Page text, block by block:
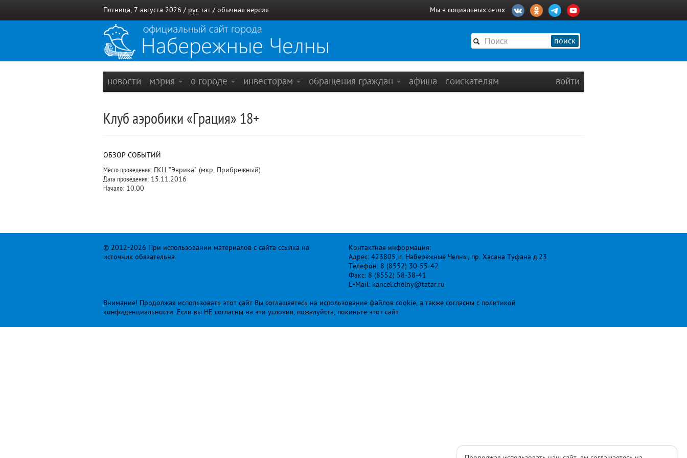
Пятница, 7 августа 2026 / рус тат / обычная версия Мы в социальных сетях
поиск
новости мэрия о городе инвесторам обращения граждан афиша соискателям войти
Клуб аэробики «Грация» 18+
ОБЗОР СОБЫТИЙ
Место проведения: ГКЦ "Эврика" (мкр, Прибрежный)
Дата проведения: 15.11.2016
Начало: 10.00
© 2012-2026 При использовании материалов с сайта ссылка на
источник обязательна.
Контактная информация:
Адрес: 423805, г. Набережные Челны, пр. Хасана Туфана д.23
Телефон: 8 (8552) 30-55-42
Факс: 8 (8552) 58-38-41
E-Mail: kancel.chelny@tatar.ru
Внимание! Продолжая использовать этот сайт Вы соглашаетесь на использование файлов cookie, а также согласны с политикой
конфиденциальности. Если вы НЕ согласны на эти условия, пожалуйста, покиньте этот сайт